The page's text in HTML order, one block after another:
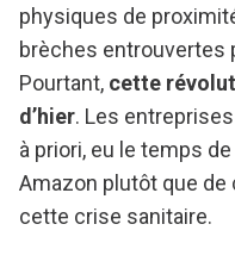
physiques de
brèches entrouvertes
Pourtant, cette
d’hier. Les
à priori, eu le temps
Amazon plutôt que
cette crise sanitaire.